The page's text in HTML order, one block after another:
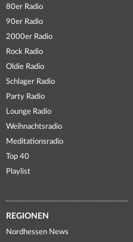
80er Radio
90er Radio
2000er Radio
Rock Radio
Oldie Radio
Schlager Radio
Party Radio
Lounge Radio
Weihnachtsradio
Meditationsradio
Top 40
Playlist
REGIONEN
Nordhessen News